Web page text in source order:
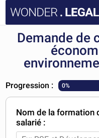
ACCUEIL
DOCUMENTS
FAQ
MON COMPTE
Demande de
Progression : 0%
Nom de la formation
salarié :